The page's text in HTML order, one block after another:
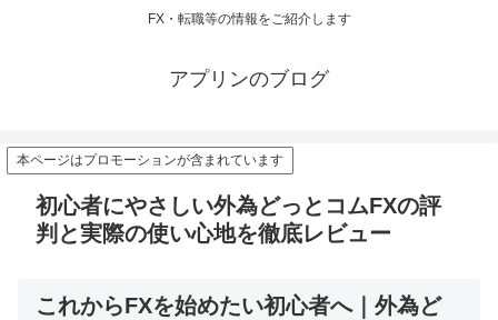
FX・転職等の情報をご紹介します
アプリンのブログ
本ページはプロモーションが含まれています
初心者にやさしい外為どっとコムFXの評
判と実際の使い心地を徹底レビュー
これからFXを始めたい初心者へ｜外為ど